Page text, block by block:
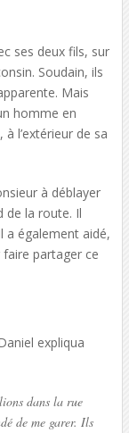
ses deux fils, sur
Soudain, ils
Mais
homme en
l’extérieur de sa
à déblayer
de la route. Il
a également aidé,
partager ce
expliqua
dans la rue
de me garer. Ils